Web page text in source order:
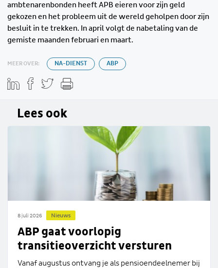
ambtenarenbonden heeft APB eieren voor zijn geld
gekozen en het probleem uit de wereld geholpen door zijn
besluit in te trekken. In april volgt de nabetaling van de
gemiste maanden februari en maart.
MEER OVER: NA-DIENST ABP
Lees ook
8 juli 2026 Nieuws
ABP gaat voorlopig
transitieoverzicht versturen
Vanaf augustus ontvang je als pensioendeelnemer bij